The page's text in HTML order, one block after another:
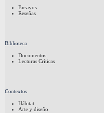
Ensayos
Reseñas
Biblioteca
Documentos
Lecturas Críticas
Contextos
Hábitat
Arte y diseño